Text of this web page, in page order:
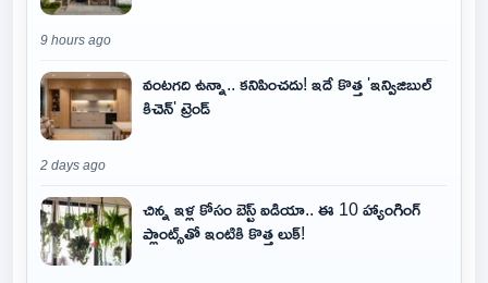
9 hours ago
వంటగది ఉన్నా.. కనిపించదు! ఇదే కొత్త 'ఇన్విజిబుల్
కిచెన్' ట్రెండ్
2 days ago
చిన్న ఇళ్ల కోసం బెస్ట్ ఐడియా.. ఈ 10 హ్యాంగింగ్
ప్లాంట్స్‌తో ఇంటికి కొత్త లుక్!